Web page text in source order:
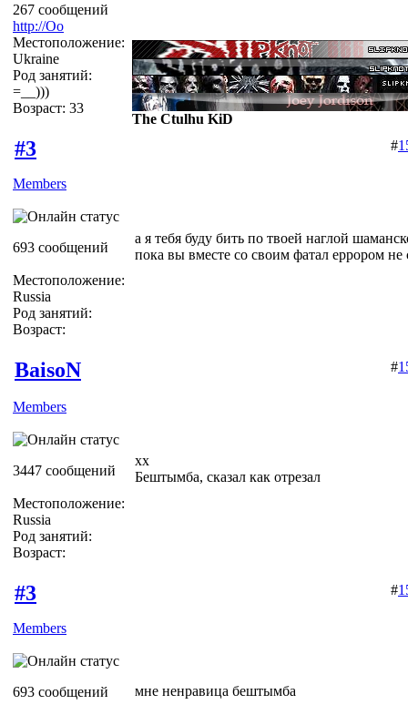
267 сообщений
http://Оо
Местоположение:
Ukraine
Род занятий:
=__)))
Возраст: 33
The Ctulhu KiD
#3
Members
693 сообщений
Местоположение:
Russia
Род занятий:
Возраст:
#
а я тебя буду бить по твоей наглой
пока вы вместе со своим фатал еррором
BaisoN
Members
3447 сообщений
Местоположение:
Russia
Род занятий:
Возраст:
#
хх
Бештымба, сказал как отрезал
#3
Members
693 сообщений
#
мне ненравица бештымба